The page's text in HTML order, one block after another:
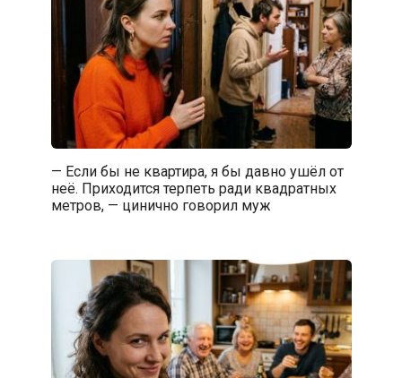
— Если бы не квартира, я бы давно ушёл от
неё. Приходится терпеть ради квадратных
метров, — цинично говорил муж